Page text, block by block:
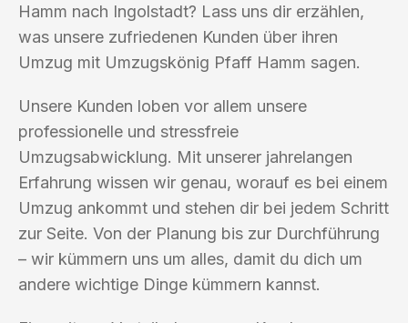
Hamm nach Ingolstadt? Lass uns dir erzählen,
was unsere zufriedenen Kunden über ihren
Umzug mit Umzugskönig Pfaff Hamm sagen.
Unsere Kunden loben vor allem unsere
professionelle und stressfreie
Umzugsabwicklung. Mit unserer jahrelangen
Erfahrung wissen wir genau, worauf es bei einem
Umzug ankommt und stehen dir bei jedem Schritt
zur Seite. Von der Planung bis zur Durchführung
– wir kümmern uns um alles, damit du dich um
andere wichtige Dinge kümmern kannst.